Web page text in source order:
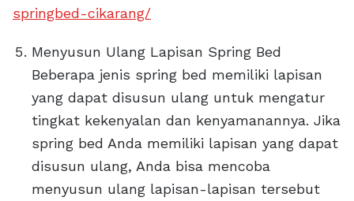
springbed-cikarang/
Menyusun Ulang Lapisan Spring Bed
Beberapa jenis spring bed memiliki lapisan
yang dapat disusun ulang untuk mengatur
tingkat kekenyalan dan kenyamanannya. Jika
spring bed Anda memiliki lapisan yang dapat
disusun ulang, Anda bisa mencoba
menyusun ulang lapisan-lapisan tersebut